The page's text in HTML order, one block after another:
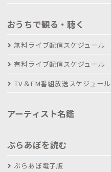
おうちで観る・聴く
無料ライブ配信スケジュール
有料ライブ配信スケジュール
TV＆FM番組放送スケジュール
アーティスト名鑑
ぶらあぼを読む
ぶらあぼ電子版